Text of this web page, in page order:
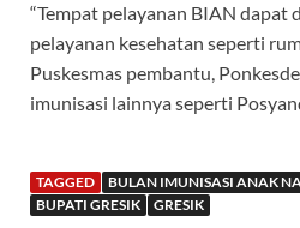
“Tempat pelayanan BIAN dapat
pelayanan kesehatan seperti
Puskesmas pembantu,
imunisasi lainnya seperti
TAGGED
BULAN IMUNISASI ANAK
BUPATI GRESIK
GRESIK